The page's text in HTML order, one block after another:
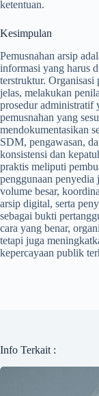
ketentuan.
Kesimpulan
Pemusnahan arsip
informasi yang harus
terstruktur. Organisasi
jelas, melakukan
prosedur administratif
pemusnahan yang
mendokumentasikan
SDM, pengawasan,
konsistensi dan
praktis meliputi
penggunaan penyedia
volume besar,
arsip digital, serta
sebagai bukti
cara yang benar,
tetapi juga
kepercayaan publik
Info Terkait :